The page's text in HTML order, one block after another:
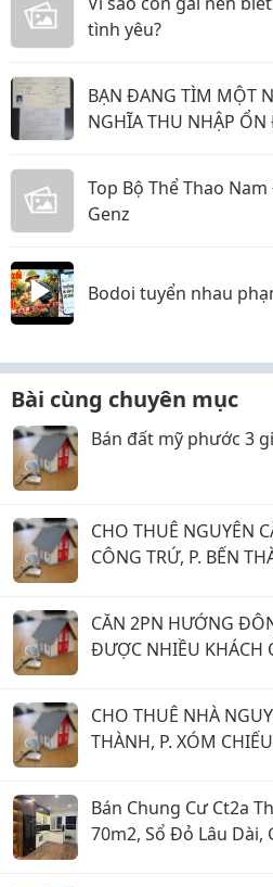
tình yêu?
BẠN ĐANG TÌM MỘT
NGHĨA THU NHẬP
Top Bộ Thể Thao
Genz
Bodoi tuyển nhau
Bài cùng chuyên mục
Bán đất mỹ phước 3
CHO THUÊ NGUYÊN
CÔNG TRỨ, P. BẾN
CĂN 2PN HƯỚNG
ĐƯỢC NHIỀU KHÁCH
CHO THUÊ NHÀ
THÀNH, P. XÓM
Bán Chung Cư Ct2a
70m2, Sổ Đỏ Lâu Dài,